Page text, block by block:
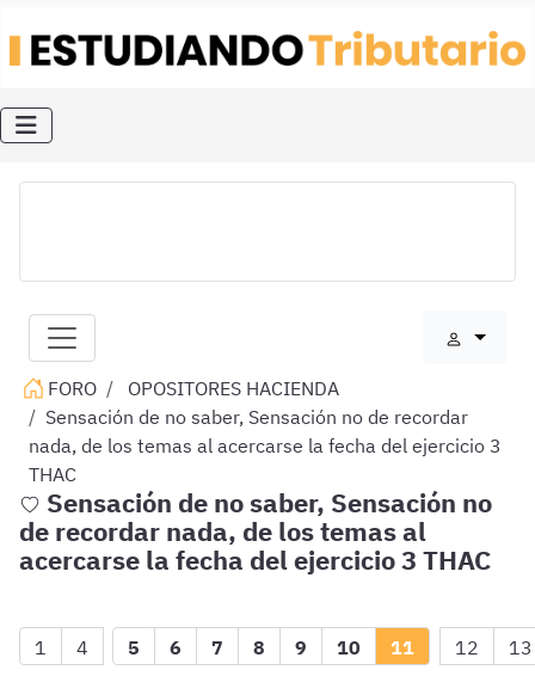
FORO
OPOSITORES HACIENDA
Sensación de no saber, Sensación no de recordar
nada, de los temas al acercarse la fecha del ejercicio 3
THAC
Sensación de no saber, Sensación no
de recordar nada, de los temas al
acercarse la fecha del ejercicio 3 THAC
1 4 5 6 7 8 9 10 11 12 13